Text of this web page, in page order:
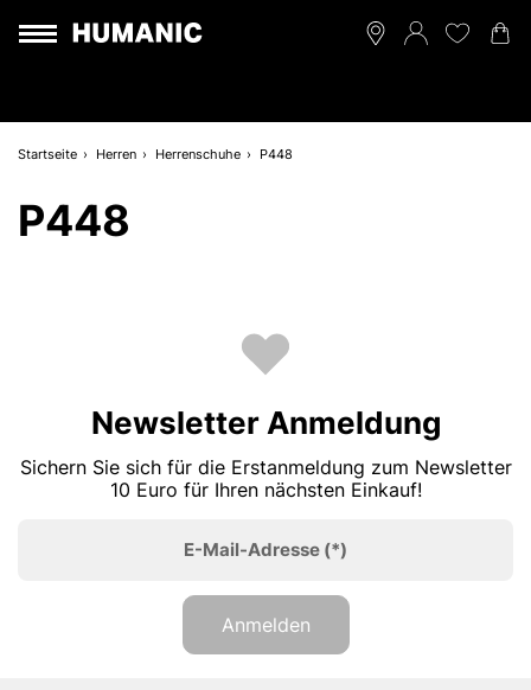
Startseite Herren Herrenschuhe P448
P448
Newsletter Anmeldung
Sichern Sie sich für die Erstanmeldung zum Newsletter
10 Euro für Ihren nächsten Einkauf!
E-Mail-Adresse (*)
Anmelden